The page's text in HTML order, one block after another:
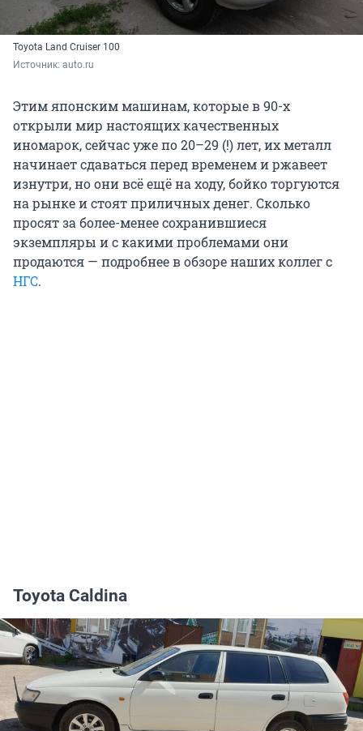
Toyota Land Cruiser 100
Источник: auto.ru
Этим японским машинам, которые в 90-х
открыли мир настоящих качественных
иномарок, сейчас уже по 20–29 (!) лет, их металл
начинает сдаваться перед временем и ржавеет
изнутри, но они всё ещё на ходу, бойко торгуются
на рынке и стоят приличных денег. Сколько
просят за более-менее сохранившиеся
экземпляры и с какими проблемами они
продаются — подробнее в обзоре наших коллег с
НГС.
Toyota Caldina